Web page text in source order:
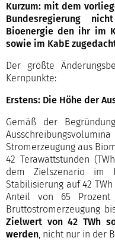
Kurzum: mit dem
Bundesregierung
Bioenergie den ihr im
sowie im KabE
Der größte
Kernpunkte:
Erstens: Die Höhe der
Gemäß der
Stromerzeugung aus
42 Terawattstunden
dem Zielszenario im
Stabilisierung auf 42
Anteil von 65 Prozent
Bruttostromerzeugung
Zielwert von 42 TWh
werden, nicht nur in der